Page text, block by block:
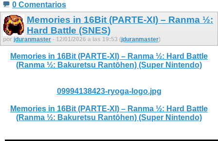
0 Comentarios
Memories in 16Bit (PARTE-XI) – Ranma ½:
Hard Battle (SNES)
por jduranmaster - 12/01/2026 a las 19:53 (jduranmaster)
Memories in 16Bit (PARTE-XI) – Ranma ½: Hard Battle
(Ranma ½: Bakuretsu Rantōhen) (Super Nintendo)
09994138423-ryoga-logo.jpg
Memories in 16Bit (PARTE-XI) – Ranma ½: Hard Battle
(Ranma ½: Bakuretsu Rantōhen) (Super Nintendo)